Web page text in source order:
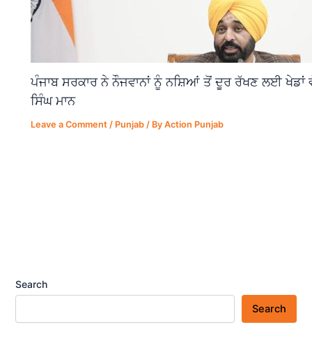
ਪੰਜਾਬ ਸਰਕਾਰ ਨੇ ਨੌਜਵਾਨਾਂ ਨੂੰ ਨਸ਼ਿਆਂ ਤੋਂ ਦੂਰ ਰੱਖਣ ਲਈ ਖੇਡਾਂ
ਸਿੰਘ ਮਾਨ
Leave a Comment / Punjab / ByAction Punjab
Search
Search